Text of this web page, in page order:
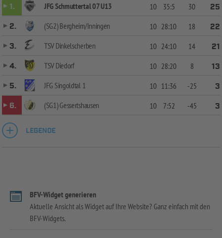
1. JFG Schmuttertal 07 U13 10 35:5 30
25
2.
(SG2) Bergheim/Inningen 10 28:10 18
22
3.
TSV Dinkelscherben 10 24:10 14
21
4.
TSV Diedorf 10 28:20 8
13
5.
JFG Singoldtal 1 10 11:36 -25
3
6.
(SG1) Gessertshausen 10 7:52 -45 3
LEGENDE
BFV-Widget generieren
Aktuelle Ansicht als Widget auf Ihre Website? Ganz einfach mit den
BFV-Widgets.